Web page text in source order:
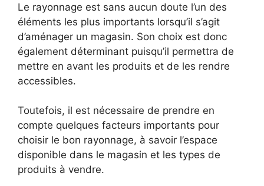
Le rayonnage est sans aucun doute l’un des
éléments les plus importants lorsqu’il s’agit
d’aménager un magasin. Son choix est donc
également déterminant puisqu’il permettra de
mettre en avant les produits et de les rendre
accessibles.
Toutefois, il est nécessaire de prendre en
compte quelques facteurs importants pour
choisir le bon rayonnage, à savoir l’espace
disponible dans le magasin et les types de
produits à vendre.